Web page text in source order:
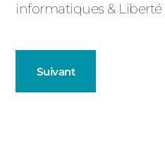
informatiques & Liberté
Suivant